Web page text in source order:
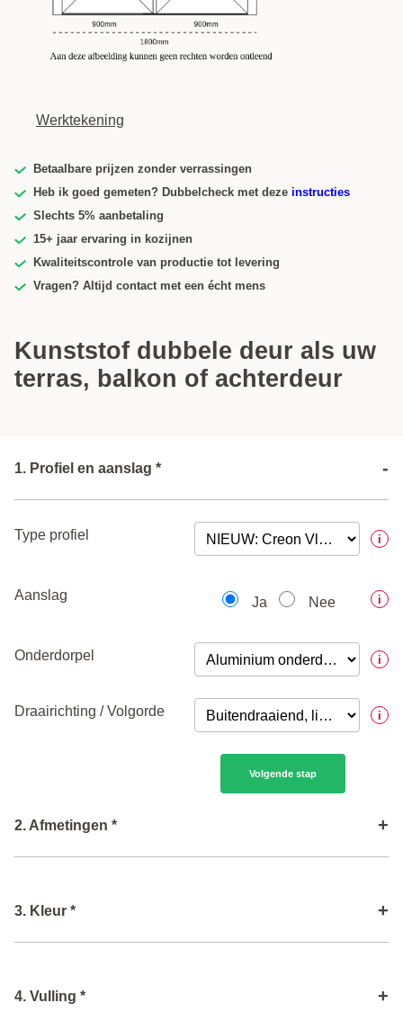
Werktekening
Kunststof dubbele deur als uw
terras, balkon of achterdeur
1. Profiel en aanslag * -
Type profiel i
Aanslag Ja Nee i
Onderdorpel i
Draairichting / Volgorde i
Volgende stap
2. Afmetingen * +
mm
3. Kleur * +
4. Vulling * +
Betaalbare prijzen zonder verrassingen
Heb ik goed gemeten? Dubbelcheck met deze instructies
Slechts 5% aanbetaling
15+ jaar ervaring in kozijnen
Kwaliteitscontrole van productie tot levering
Vragen? Altijd contact met een écht mens